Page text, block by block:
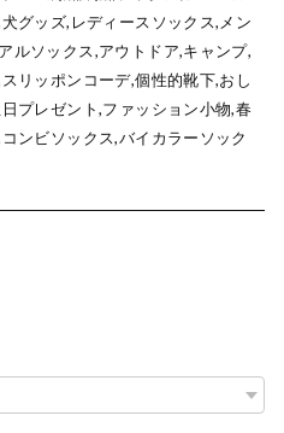
グッズ,レディースソックス,メン
ルソックス,アウトドア,キャンプ,
リッポンコーデ,個性的靴下,おし
プレゼント,ファッション小物,春
ンビソックス,バイカラーソック